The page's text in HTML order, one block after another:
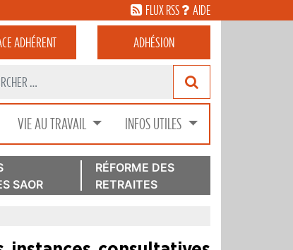
FLUX RSS AIDE
ADHÉRENT ADHÉSION
VIE AU TRAVAIL INFOS UTILES
SAOR
RÉFORME DES
RETRAITES